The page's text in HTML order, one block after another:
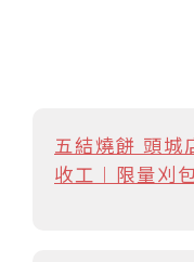
五結燒餅 頭城
收工︱限量刈